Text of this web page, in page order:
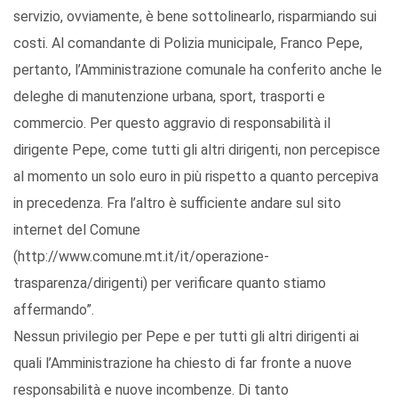
servizio, ovviamente, è bene sottolinearlo, risparmiando sui
costi. Al comandante di Polizia municipale, Franco Pepe,
pertanto, l’Amministrazione comunale ha conferito anche le
deleghe di manutenzione urbana, sport, trasporti e
commercio. Per questo aggravio di responsabilità il
dirigente Pepe, come tutti gli altri dirigenti, non percepisce
al momento un solo euro in più rispetto a quanto percepiva
in precedenza. Fra l’altro è sufficiente andare sul sito
internet del Comune
(http://www.comune.mt.it/it/operazione-
trasparenza/dirigenti) per verificare quanto stiamo
affermando”.
Nessun privilegio per Pepe e per tutti gli altri dirigenti ai
quali l’Amministrazione ha chiesto di far fronte a nuove
responsabilità e nuove incombenze. Di tanto